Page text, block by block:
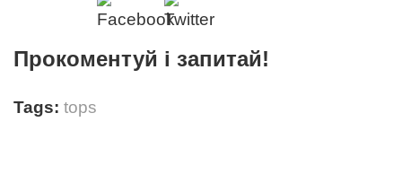
Прокоментуй і запитай!
Tags: tops